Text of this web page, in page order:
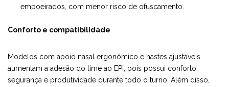
empoeirados, com menor risco de ofuscamento.
Conforto e compatibilidade
Modelos com apoio nasal ergonômico e hastes ajustáveis
aumentam a adesão do time ao EPI, pois possui conforto,
segurança e produtividade durante todo o turno. Além disso,